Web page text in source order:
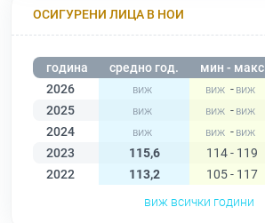
ОСИГУРЕНИ ЛИЦА В НОИ
година средно год. мин - макс
2026
-
2025
-
2024
-
2023
115,6 114 - 119
2022
113,2 105 - 117
виж всички години